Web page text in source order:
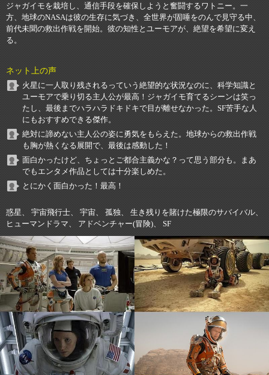
ジャガイモを栽培し、通信手段を確保しようと奮闘するワトニー。一
方、地球のNASAは彼の生存に気づき、全世界が固唾をのんで見守る中、
前代未聞の救出作戦を開始。彼の知性とユーモアが、絶望を希望に変え
る。
ネット上の声
火星に一人取り残されるっていう絶望的な状況なのに、科学知識と
ユーモアで乗り切る主人公が最高！ジャガイモ育てるシーンは笑っ
たし、最後までハラハラドキドキで目が離せなかった。SF苦手な人
にもおすすめできる傑作。
絶対に諦めない主人公の姿に勇気をもらえた。地球からの救出作戦
も胸が熱くなる展開で、最後は感動した！
面白かったけど、ちょっとご都合主義かな？って思う部分も。まあ
でもエンタメ作品としては十分楽しめた。
とにかく面白かった！最高！
惑星、 宇宙飛行士、 宇宙、 孤独、 生き残りを賭けた極限のサバイバル、
ヒューマンドラマ、 アドベンチャー(冒険)、 SF